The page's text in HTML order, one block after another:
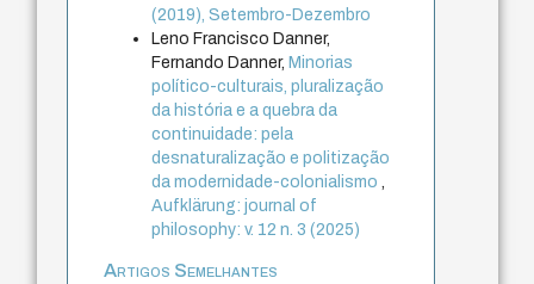
(2019), Setembro-Dezembro
Leno Francisco Danner,
Fernando Danner, Minorias
político-culturais, pluralização
da história e a quebra da
continuidade: pela
desnaturalização e politização
da modernidade-colonialismo,
Aufklärung: journal of
philosophy: v. 12 n. 3 (2025)
Artigos Semelhantes